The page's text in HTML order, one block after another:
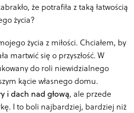
że potrafiła z taką łatwością
życia?
życia z miłości. Chciałem, by
martwić się o przyszłość. W
do roli niewidzialnego
kącie własnego domu.
i dach nad głową, ale przede
I to boli najbardziej, bardziej niż